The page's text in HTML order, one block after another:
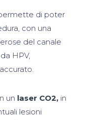
di poter
con una
del canale
HPV,
un laser CO2, in
lesioni